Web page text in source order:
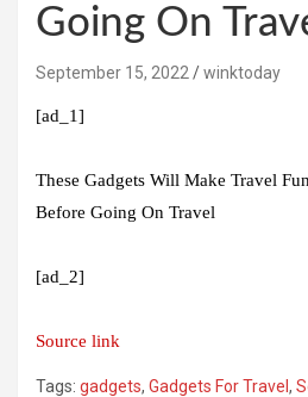
Going On
September 15, 2022 winktoday
[ad_1]
These Gadgets Will Make Travel
Before Going On Travel
[ad_2]
Source link
Tags: gadgets, Gadgets For Travel ,